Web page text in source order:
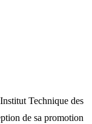
Technique des
de sa promotion